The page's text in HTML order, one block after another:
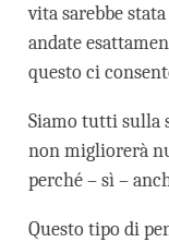
vita sarebbe
andate
questo ci
Siamo tutti sulla
non migliorerà
perché – sì –
Questo tipo di